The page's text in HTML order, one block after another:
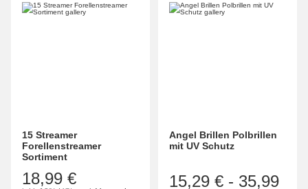
15 Streamer
Forellenstreamer
Sortiment
18,99 €
Angel Brillen Polbrillen
mit UV Schutz
15,29 € - 35,99